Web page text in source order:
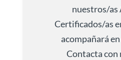
nuestros/as
Certificados/as
acompañará
Contacta con